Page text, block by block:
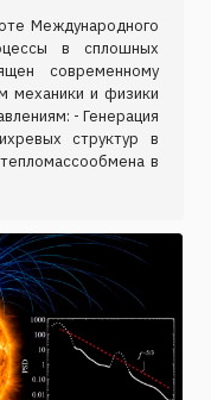
Международного
в сплошных
современному
механики и физики
- Генерация
структур в
в